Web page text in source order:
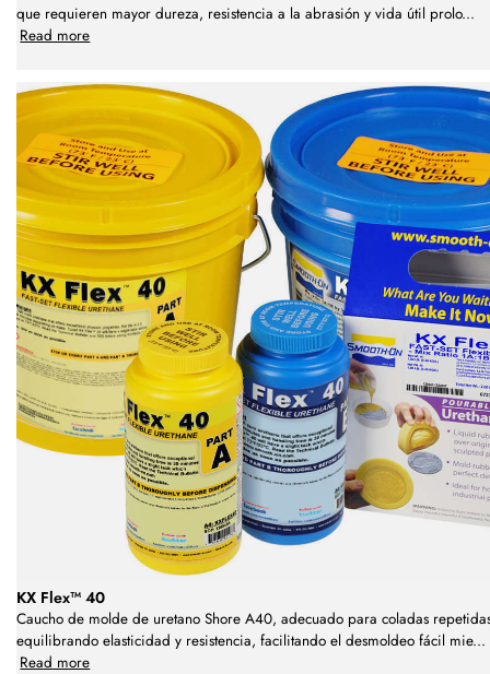
que requieren mayor dureza, resistencia a la abrasión y vida útil prolo...
Read more
KX Flex™ 40
Caucho de molde de uretano Shore A40, adecuado para coladas
equilibrando elasticidad y resistencia, facilitando el desmoldeo fácil mie...
Read more